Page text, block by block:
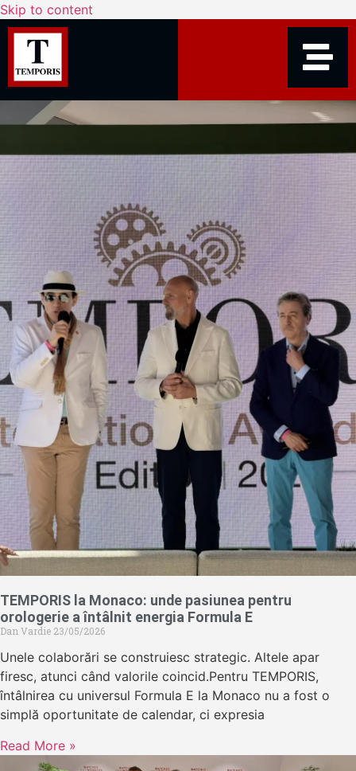
Skip to content
TEMPORIS la Monaco: unde pasiunea pentru
orologerie a întâlnit energia Formula E
Dan Vardie 23/05/2026
Unele colaborări se construiesc strategic. Altele apar
firesc, atunci când valorile coincid.Pentru TEMPORIS,
întâlnirea cu universul Formula E la Monaco nu a fost o
simplă oportunitate de calendar, ci expresia
Read More »